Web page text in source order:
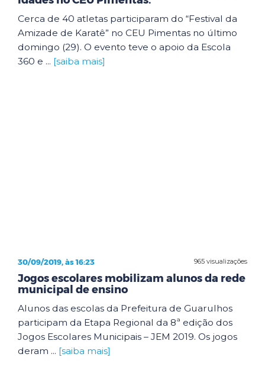
Cerca de 40 atletas participaram do “Festival da
Amizade de Karatê” no CEU Pimentas no último
domingo (29). O evento teve o apoio da Escola
360 e ... [saiba mais]
965 visualizações
30/09/2019, às 16:23
Jogos escolares mobilizam alunos da rede
municipal de ensino
Alunos das escolas da Prefeitura de Guarulhos
participam da Etapa Regional da 8ª edição dos
Jogos Escolares Municipais – JEM 2019. Os jogos
deram ... [saiba mais]